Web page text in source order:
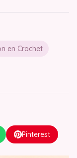
en Crochet
Pinterest